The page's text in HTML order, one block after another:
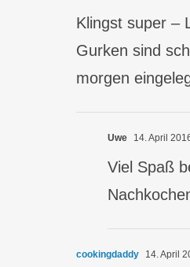
Klingst super –
Gurken sind
morgen
Uwe 14. April
Viel Spaß
cookingdaddy 14. April